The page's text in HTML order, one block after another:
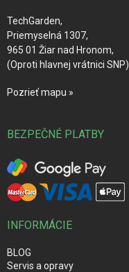
TechGarden,
Priemyselná 1307,
965 01 Žiar nad Hronom,
(Oproti hlavnej vrátnici SNP)
Pozrieť mapu »
BEZPEČNÉ PLATBY
INFORMÁCIE
BLOG
Servis a opravy